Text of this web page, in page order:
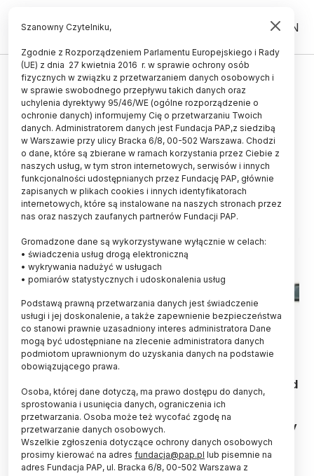
PL EN
ŚWIAT
Myszy przechodzą test lustra
13.12.2023
aktualizacja: 13.12.2023
3 minuty czytania
Fot. Adobe Stock
Do gatunków, które przechodzą tzw. test lustra -
sprawdzian, będący jedną z podstawowych metod
badania samoświadomości zwierząt - dołączyły
myszy. Nowe badania wskazują, że mogą one
rozpoznawać w lustrze własne odbicie. Naukowcy
zidentyfikowali też komórki nerwowe, które
odpowiadają za to zjawisko.
Szanowny Czytelniku,
Zgodnie z Rozporządzeniem Parlamentu Europejskiego i Rady
(UE) z dnia 27 kwietnia 2016 r. w sprawie ochrony osób
fizycznych w związku z przetwarzaniem danych osobowych i
w sprawie swobodnego przepływu takich danych oraz
uchylenia dyrektywy 95/46/WE (ogólne rozporządzenie o
ochronie danych) informujemy Cię o przetwarzaniu Twoich
danych. Administratorem danych jest Fundacja PAP,z siedzibą
w Warszawie przy ulicy Bracka 6/8, 00-502 Warszawa. Chodzi
o dane, które są zbierane w ramach korzystania przez Ciebie z
naszych usług, w tym stron internetowych, serwisów i innych
funkcjonalności udostępnianych przez Fundację PAP, głównie
zapisanych w plikach cookies i innych identyfikatorach
internetowych, które są instalowane na naszych stronach przez
nas oraz naszych zaufanych partnerów Fundacji PAP.
Gromadzone dane są wykorzystywane wyłącznie w celach:
• świadczenia usług drogą elektroniczną
• wykrywania nadużyć w usługach
• pomiarów statystycznych i udoskonalenia usług
Podstawą prawną przetwarzania danych jest świadczenie
usługi i jej doskonalenie, a także zapewnienie bezpieczeństwa
co stanowi prawnie uzasadniony interes administratora Dane
mogą być udostępniane na zlecenie administratora danych
podmiotom uprawnionym do uzyskania danych na podstawie
obowiązującego prawa.
Osoba, której dane dotyczą, ma prawo dostępu do danych,
sprostowania i usunięcia danych, ograniczenia ich
przetwarzania. Osoba może też wycofać zgodę na
przetwarzanie danych osobowych.
Wszelkie zgłoszenia dotyczące ochrony danych osobowych
prosimy kierować na adres fundacja@pap.pl lub pisemnie na
adres Fundacja PAP, ul. Bracka 6/8, 00-502 Warszawa z